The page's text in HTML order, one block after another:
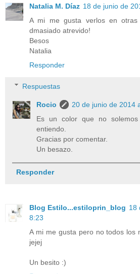
Natalia M. Díaz 18 de junio de
A mi me gusta verlos en
dmasiado atrevido!
Besos
Natalia
Responder
Respuestas
Rocio
20 de junio de 2014
Es un color que no
entiendo.
Gracias por comentar.
Un besazo.
Responder
Blog Estilo...estiloprin_blog 18
8:23
A mi me gusta pero no todos los
jejej
Un besito :)